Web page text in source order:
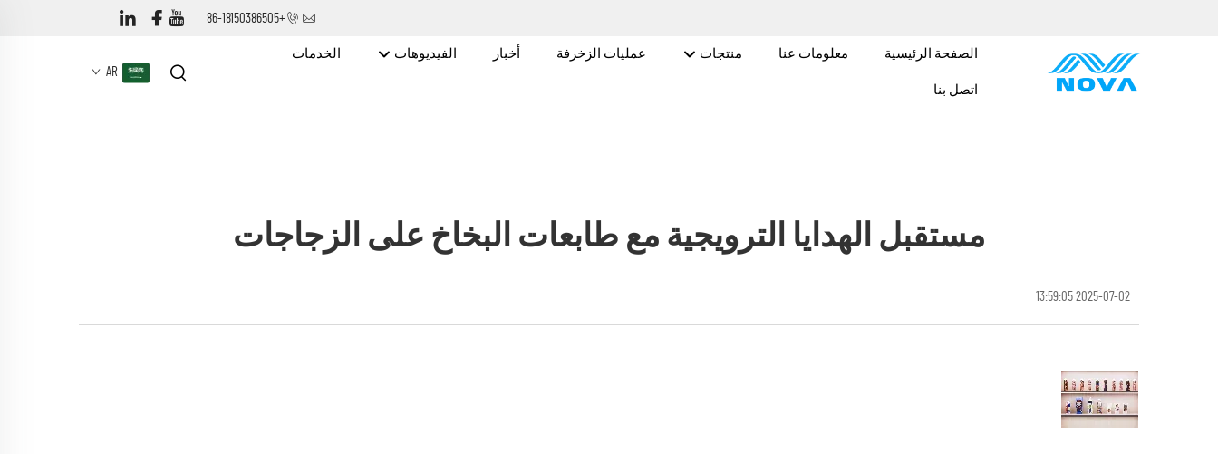
+86-18150386505
الصفحة الرئيسية معلومات عنا منتجات عمليات الزخرفة أخبار الفيديوهات الخدمات
اتصل بنا
AR
مستقبل الهدايا الترويجية مع طابعات البخاخ على الزجاجات
2025-07-02 13:59:05